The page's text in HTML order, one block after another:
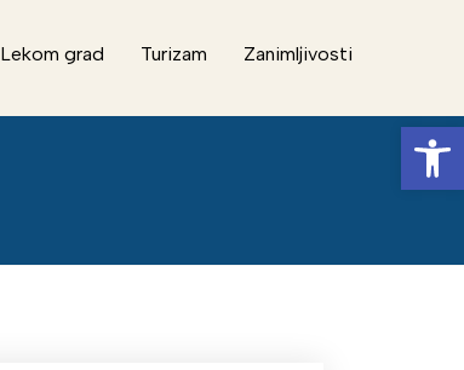
Lekom grad Turizam
Zanimljivosti